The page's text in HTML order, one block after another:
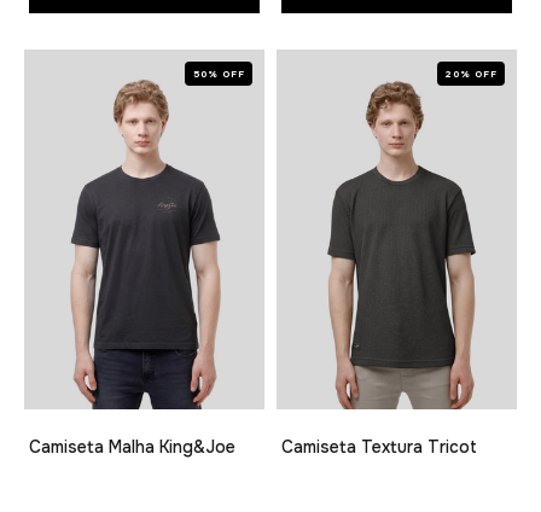
50% OFF
Camiseta Malha King&Joe
20% OFF
Camiseta Textura Tricot